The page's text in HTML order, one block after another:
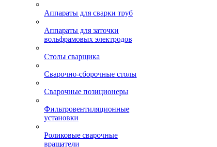
Аппараты для сварки труб
Аппараты для заточки
вольфрамовых электродов
Столы сварщика
Сварочно-сборочные столы
Сварочные позиционеры
Фильтровентиляционные
установки
Роликовые сварочные
вращатели